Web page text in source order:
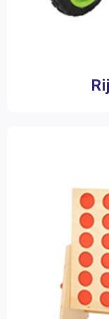
9 jaar(13)
10 jaar(13)
Aantal
1 speler
2 - 4
2 spelers
3 spelers